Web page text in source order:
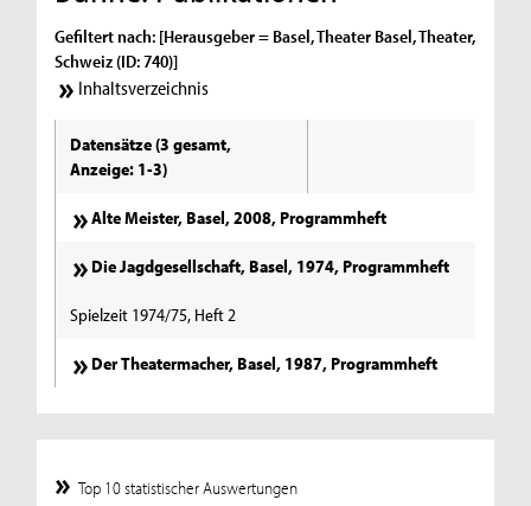
Gefiltert nach: [Herausgeber = Basel, Theater Basel, Theater,
Schweiz (ID: 740)]
Inhaltsverzeichnis
Datensätze (3 gesamt,
Anzeige: 1-3)
Alte Meister, Basel, 2008, Programmheft
Die Jagdgesellschaft, Basel, 1974, Programmheft
Spielzeit 1974/75, Heft 2
Der Theatermacher, Basel, 1987, Programmheft
Top 10 statistischer Auswertungen